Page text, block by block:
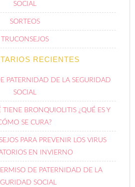
SOCIAL
SORTEOS
TRUCONSEJOS
RECIENTES
PATERNIDAD DE LA SEGURIDAD
SOCIAL
TIENE BRONQUIOLITIS ¿QUÉ ES Y
SE CURA?
PARA PREVENIR LOS VIRUS
EN INVIERNO
DE PATERNIDAD DE LA
SOCIAL